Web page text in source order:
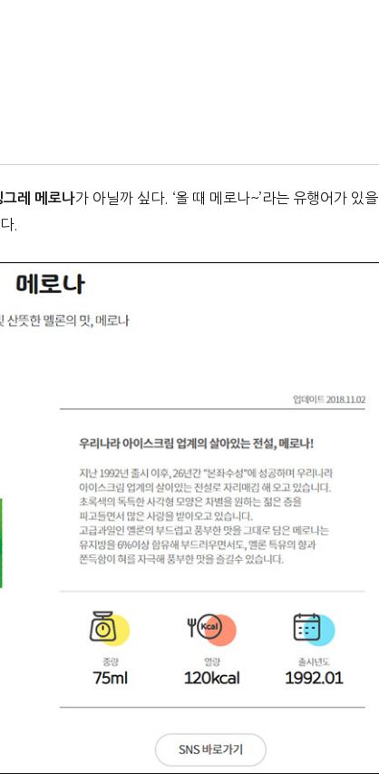
그레 메로나가 아닐까 싶다. ‘올 때 메로나~’라는 유행어가 있을
.